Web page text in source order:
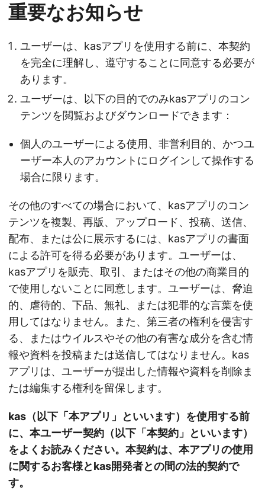
重要なお知らせ
ユーザーは、kasアプリを使用する前に、本契約
を完全に理解し、遵守することに同意する必要が
あります。
ユーザーは、以下の目的でのみkasアプリのコン
テンツを閲覧およびダウンロードできます：
個人のユーザーによる使用、非営利目的、かつユ
ーザー本人のアカウントにログインして操作する
場合に限ります。
その他のすべての場合において、kasアプリのコン
テンツを複製、再版、アップロード、投稿、送信、
配布、または公に展示するには、kasアプリの書面
による許可を得る必要があります。ユーザーは、
kasアプリを販売、取引、またはその他の商業目的
で使用しないことに同意します。ユーザーは、脅迫
的、虐待的、下品、無礼、または犯罪的な言葉を使
用してはなりません。また、第三者の権利を侵害す
る、またはウイルスやその他の有害な成分を含む情
報や資料を投稿または送信してはなりません。kas
アプリは、ユーザーが提出した情報や資料を削除ま
たは編集する権利を留保します。
kas（以下「本アプリ」といいます）を使用する前
に、本ユーザー契約（以下「本契約」といいます）
をよくお読みください。本契約は、本アプリの使用
に関するお客様とkas開発者との間の法的契約で
す。